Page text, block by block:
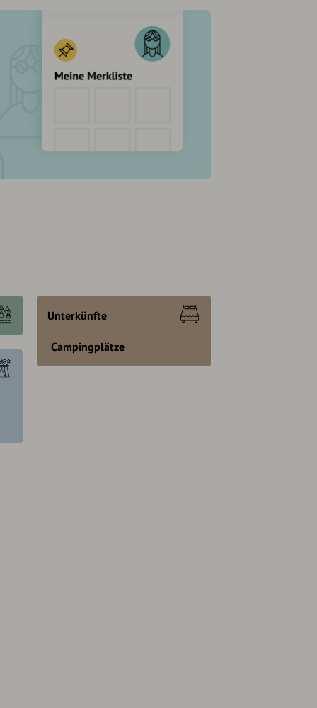
Unterkünfte
Campingplätze